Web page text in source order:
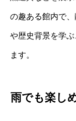
の趣ある館内で
や歴史背景を学
ます。
雨でも楽し